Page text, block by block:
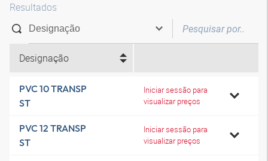
Resultados
Designação
PVC 10 TRANSP
ST
Iniciar sessão para
visualizar preços
PVC 12 TRANSP
ST
Iniciar sessão para
visualizar preços